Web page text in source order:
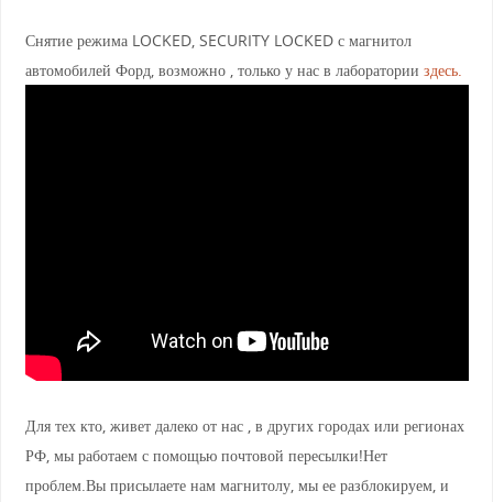
Снятие режима LOCKED, SECURITY LOCKED с магнитол
автомобилей Форд, возможно , только у нас в лаборатории здесь.
Для тех кто, живет далеко от нас , в других городах или регионах
РФ, мы работаем с помощью почтовой пересылки!Нет
проблем.Вы присылаете нам магнитолу, мы ее разблокируем, и